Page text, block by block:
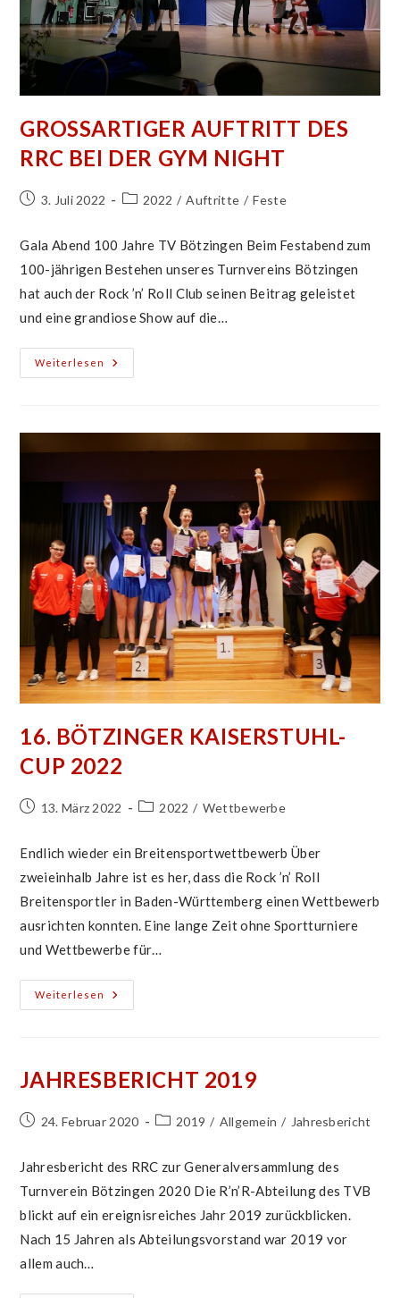
GROSSARTIGER AUFTRITT DES R
RC BEI DER GYM NIGHT
Beitrag3. Juli 2022
Beitrags-
2022 / Auftritte / Feste
Gala Abend 100 Jahre TV Bötzingen Beim Festabend zum
100-jährigen Bestehen unseres Turnvereins Bötzingen
hat auch der Rock ’n’ Roll Club seinen Beitrag geleistet
und eine grandiose Show auf die…
Weiterlesen
Großartiger
Auftritt
Gym
Night
16. BÖTZINGER KAISERSTUHL-
CUP 2022
Beitrag13. März 2022
Beitrags-
2022 / Wettbewerbe
Endlich wieder ein Breitensportwettbewerb Über
zweieinhalb Jahre ist es her, dass die Rock ’n’ Roll
Breitensportler in Baden-Württemberg einen Wettbewerb
ausrichten konnten. Eine lange Zeit ohne Sportturniere
und Wettbewerbe für…
Weiterlesen
16.
Bötzinger
JAHRESBERICHT 2019
Beitrag24. Februar 2020
Beitrags-
2019 / Allgemein / Jahresbericht
Jahresbericht des RRC zur Generalversammlung des
Turnverein Bötzingen 2020 Die R’n’R-Abteilung des TVB
blickt auf ein ereignisreiches Jahr 2019 zurückblicken.
Nach 15 Jahren als Abteilungsvorstand war 2019 vor
allem auch…